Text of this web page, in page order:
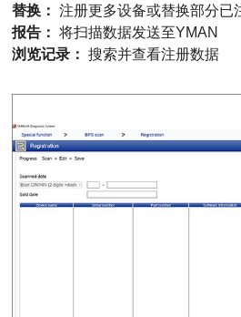
替换： 注册更多设备或替换部分已
报告： 将扫描数据发送至YMAN
浏览记录： 搜索并查看注册数据